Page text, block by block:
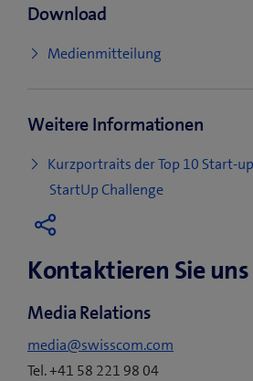
Download
Medienmitteilung
f
n
n
Weitere Informationen
Kurzportraits der Top 10 Start-
StartUp Challenge
Kontaktieren Sie uns
Media Relations
media@swisscom.com
Tel. +41 58 221 98 04